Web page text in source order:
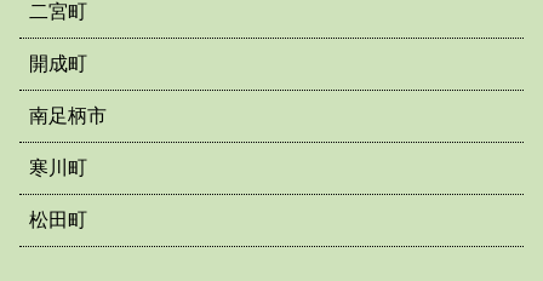
二宮町
開成町
南足柄市
寒川町
松田町